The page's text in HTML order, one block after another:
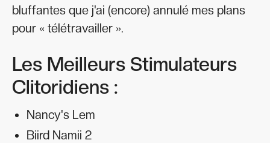
bluffantes que j'ai (encore) annulé mes plans
pour « télétravailler ».
Les Meilleurs Stimulateurs
Clitoridiens :
Nancy's Lem
Biird Namii 2